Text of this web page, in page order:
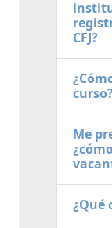
CFJ?
Me
¿Qué